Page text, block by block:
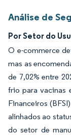
Análise de
Por Setor do
O e-commerce
mas as
de 7,02% entre
frio para vacinas
Financeiros
alinhados ao
do setor de